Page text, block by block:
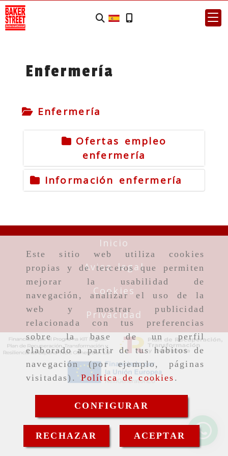
Este sitio web utiliza cookies
propias y de terceros que permiten
mejorar la usabilidad de
navegación, analizar el uso de la
web y mostrar publicidad
relacionada con tus preferencias
sobre la base de un perfil
elaborado a partir de tus hábitos de
navegación (por ejemplo, páginas
visitadas).Política de cookies .
CONFIGURAR
RECHAZAR ACEPTAR
Enfermería
Enfermería
Ofertas empleo
enfermería
Información enfermería
Inicio
Aviso legal
Cookies
Privacidad